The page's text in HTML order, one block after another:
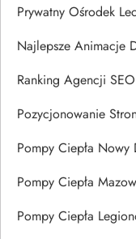
Prywatny Ośrodek
Najlepsze Animacje
Ranking Agencji
Pozycjonowanie
Pompy Ciepła
Pompy Ciepła
Pompy Ciepła